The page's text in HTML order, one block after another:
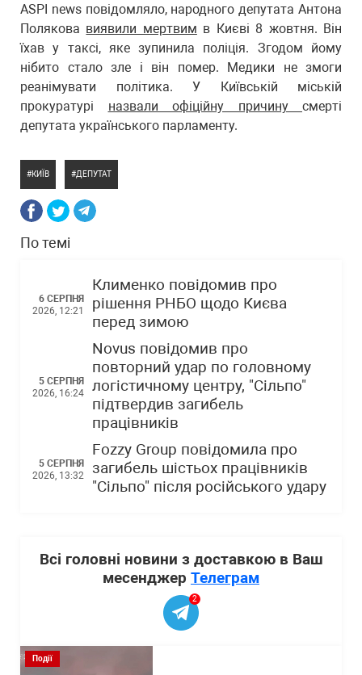
ASPI news повідомляло, народного депутата Антона
Полякова виявили мертвим в Києві 8 жовтня. Він
їхав у таксі, яке зупинила поліція. Згодом йому
нібито стало зле і він помер. Медики не змоги
реанімувати політика. У Київській міській
прокуратурі назвали офіційну причину смерті
депутата українського парламенту.
КИЇВ ДЕПУТАТ
По темі
6 СЕРПНЯ
2026, 12:21
Клименко повідомив про
рішення РНБО щодо Києва
перед зимою
5 СЕРПНЯ
2026, 16:24
Novus повідомив про
повторний удар по головному
логістичному центру, "Сільпо"
підтвердив загибель
працівників
5 СЕРПНЯ
2026, 13:32
Fozzy Group повідомила про
загибель шістьох працівників
"Сільпо" після російського удару
Всі головні новини з доставкою в Ваш
месенджер Телеграм
2
Події